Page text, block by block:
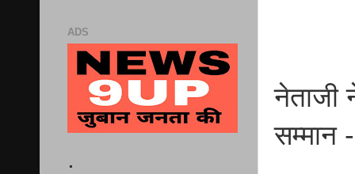
नेताजी
सम्मान
ADS
.